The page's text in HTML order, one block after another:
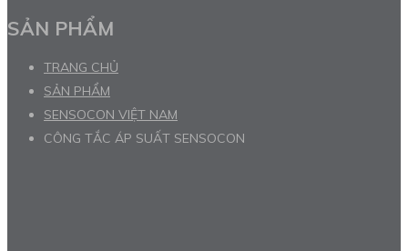
SẢN PHẨM
TRANG CHỦ
SẢN PHẨM
SENSOCON VIỆT NAM
CÔNG TẮC ÁP SUẤT SENSOCON